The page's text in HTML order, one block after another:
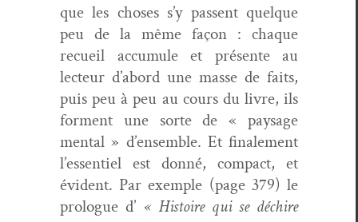
que les choses s’y passent quelque
peu de la même façon : chaque
recueil accu­mule et présente au
lecteur d’abord une masse de faits,
puis peu à peu au cours du livre, ils
for­ment une sorte de « paysage
men­tal » d’ensemble. Et finale­ment
l’essentiel est don­né, com­pact, et
évi­dent. Par exem­ple (page 379) le
pro­logue d’ « His­toire qui se déchire